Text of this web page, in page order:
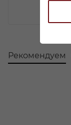
Рекомендуем